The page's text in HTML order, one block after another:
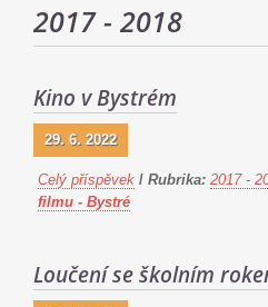
2017 - 2018
Kino v Bystrém
29. 6. 2022
Celý příspěvek / Rubrika: 2017 -
filmu - Bystré
Loučení se školním